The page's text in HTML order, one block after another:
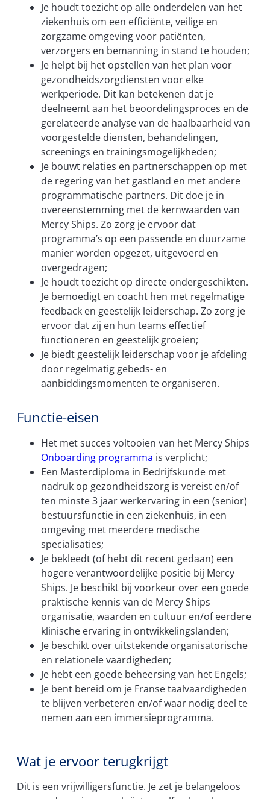
Je houdt toezicht op alle onderdelen van het
ziekenhuis om een efficiënte, veilige en
zorgzame omgeving voor patiënten,
verzorgers en bemanning in stand te houden;
Je helpt bij het opstellen van het plan voor
gezondheidszorgdiensten voor elke
werkperiode. Dit kan betekenen dat je
deelneemt aan het beoordelingsproces en de
gerelateerde analyse van de haalbaarheid van
voorgestelde diensten, behandelingen,
screenings en trainingsmogelijkheden;
Je bouwt relaties en partnerschappen op met
de regering van het gastland en met andere
programmatische partners. Dit doe je in
overeenstemming met de kernwaarden van
Mercy Ships. Zo zorg je ervoor dat
programma’s op een passende en duurzame
manier worden opgezet, uitgevoerd en
overgedragen;
Je houdt toezicht op directe ondergeschikten.
Je bemoedigt en coacht hen met regelmatige
feedback en geestelijk leiderschap. Zo zorg je
ervoor dat zij en hun teams effectief
functioneren en geestelijk groeien;
Je biedt geestelijk leiderschap voor je afdeling
door regelmatig gebeds- en
aanbiddingsmomenten te organiseren.
Functie-eisen
Het met succes voltooien van het Mercy Ships
Onboarding programma is verplicht;
Een Masterdiploma in Bedrijfskunde met
nadruk op gezondheidszorg is vereist en/of
ten minste 3 jaar werkervaring in een (senior)
bestuursfunctie in een ziekenhuis, in een
omgeving met meerdere medische
specialisaties;
Je bekleedt (of hebt dit recent gedaan) een
hogere verantwoordelijke positie bij Mercy
Ships. Je beschikt bij voorkeur over een goede
praktische kennis van de Mercy Ships
organisatie, waarden en cultuur en/of eerdere
klinische ervaring in ontwikkelingslanden;
Je beschikt over uitstekende organisatorische
en relationele vaardigheden;
Je hebt een goede beheersing van het Engels;
Je bent bereid om je Franse taalvaardigheden
te blijven verbeteren en/of waar nodig deel te
nemen aan een immersieprogramma.
Wat je ervoor terugkrijgt
Dit is een vrijwilligersfunctie. Je zet je belangeloos